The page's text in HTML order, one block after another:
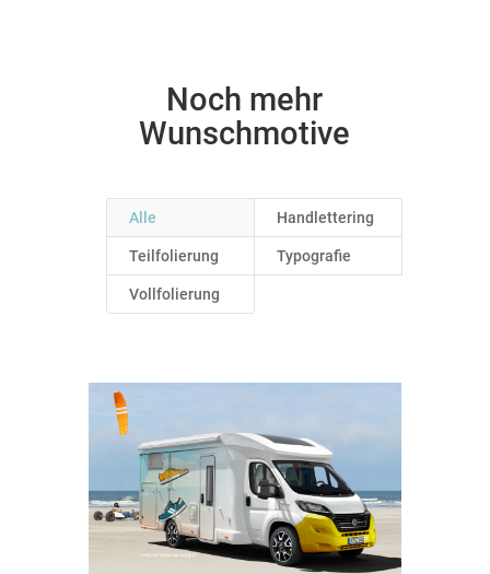
Noch mehr
Wunschmotive
Alle Handlettering
Teilfolierung Typografie
Vollfolierung